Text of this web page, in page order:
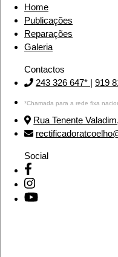
Home
Publicações
Reparações
Galeria
Contactos
243 326 647* | 919
*Chamada para a rede fixa
Rua Tenente
Social